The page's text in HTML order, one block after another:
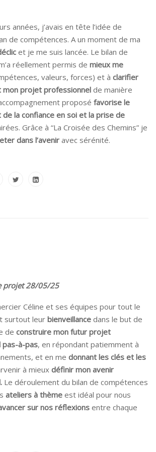
années, j’avais en tête l’idée de
de compétences. A un moment de ma
et je me suis lancée. Le bilan de
réellement permis de mieux me
valeurs, forces) et à clarifier
mon projet professionnel de manière
proposé favorise le
la confiance en soi et la prise de
Grâce à “La Croisée des Chemins” je
dans l’aveniravec sérénité.
projet 28/05/25
Céline et ses équipes pour tout le
surtout leur bienveillance dans le but de
de construire mon futur projet
pas-à-pas, en répondant patiemment à
et en me donnant les clés et les
à mieuxdéfinir mon avenir
Le déroulement du bilan de compétences
ateliers à thème est idéal pour nous
sur nos réflexions entre chaque